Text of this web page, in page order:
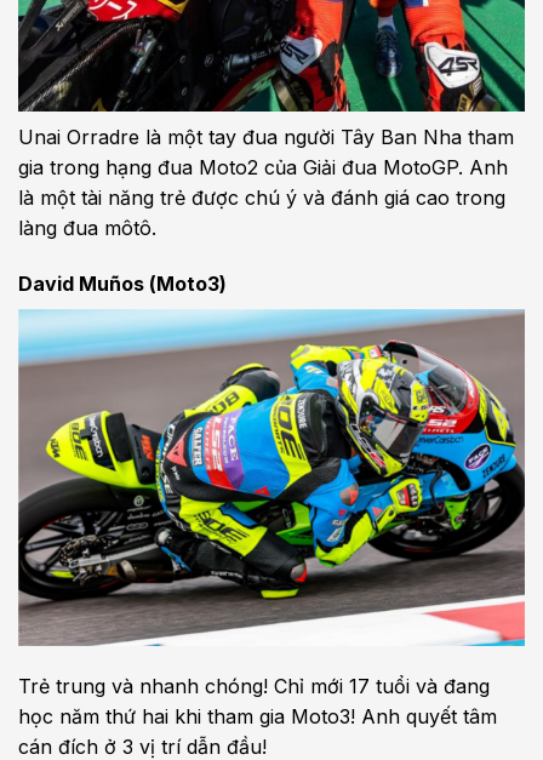
Unai Orradre là một tay đua người Tây Ban Nha tham
gia trong hạng đua Moto2 của Giải đua MotoGP. Anh
là một tài năng trẻ được chú ý và đánh giá cao trong
làng đua môtô.
David Muños (Moto3)
Trẻ trung và nhanh chóng! Chỉ mới 17 tuổi và đang
học năm thứ hai khi tham gia Moto3! Anh quyết tâm
cán đích ở 3 vị trí dẫn đầu!